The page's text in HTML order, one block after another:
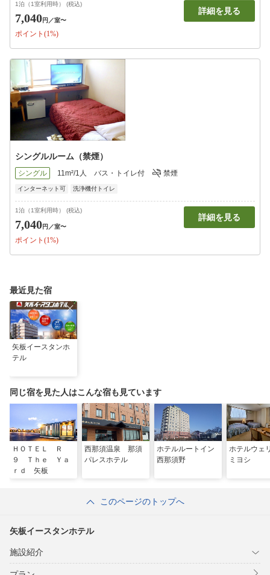
1泊（1室利用時） (税込)
7,040円 ／室〜
ポイント(1%)
詳細を見る
シングルルーム（禁煙）
シングル 11m²/1人 バス・トイレ付 禁煙
インターネット可 洗浄機付トイレ
1泊（1室利用時） (税込)
7,040円 ／室〜
ポイント(1%)
詳細を見る
最近見た宿
矢板イースタンホ
テル
同じ宿を見た人はこんな宿も見ています
ＨＯＴＥＬ Ｒ
９ Ｔｈｅ Ｙａ
ｒｄ 矢板
西那須温泉 那須
パレスホテル
ホテルルートイン
西那須野
ホテルウェ
ミヨシ
このページのトップへ
矢板イースタンホテル
施設紹介